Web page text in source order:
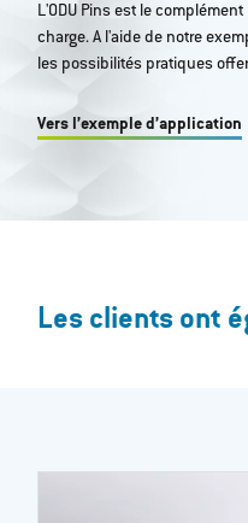
L'ODU Pins est le
charge. A l'aide de notre
les possibilités pratiques
Vers l’exemple d’application
Les clients ont